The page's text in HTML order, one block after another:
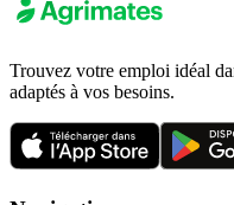
Trouvez votre emploi idéal
adaptés à vos besoins.